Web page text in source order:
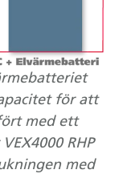
för att
med ett
RHP
med